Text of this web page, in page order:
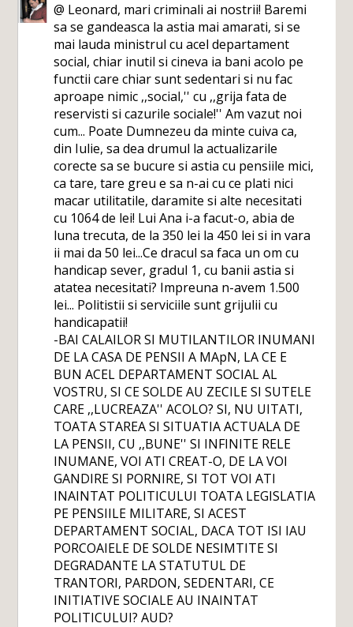
@ Leonard, mari criminali ai nostrii! Baremi
sa se gandeasca la astia mai amarati, si se
mai lauda ministrul cu acel departament
social, chiar inutil si cineva ia bani acolo pe
functii care chiar sunt sedentari si nu fac
aproape nimic ,,social,'' cu ,,grija fata de
reservisti si cazurile sociale!'' Am vazut noi
cum... Poate Dumnezeu da minte cuiva ca,
din Iulie, sa dea drumul la actualizarile
corecte sa se bucure si astia cu pensiile mici,
ca tare, tare greu e sa n-ai cu ce plati nici
macar utilitatile, daramite si alte necesitati
cu 1064 de lei! Lui Ana i-a facut-o, abia de
luna trecuta, de la 350 lei la 450 lei si in vara
ii mai da 50 lei...Ce dracul sa faca un om cu
handicap sever, gradul 1, cu banii astia si
atatea necesitati? Impreuna n-avem 1.500
lei... Politistii si serviciile sunt grijulii cu
handicapatii!
-BAI CALAILOR SI MUTILANTILOR INUMANI
DE LA CASA DE PENSII A MApN, LA CE E
BUN ACEL DEPARTAMENT SOCIAL AL
VOSTRU, SI CE SOLDE AU ZECILE SI SUTELE
CARE ,,LUCREAZA'' ACOLO? SI, NU UITATI,
TOATA STAREA SI SITUATIA ACTUALA DE
LA PENSII, CU ,,BUNE'' SI INFINITE RELE
INUMANE, VOI ATI CREAT-O, DE LA VOI
GANDIRE SI PORNIRE, SI TOT VOI ATI
INAINTAT POLITICULUI TOATA LEGISLATIA
PE PENSIILE MILITARE, SI ACEST
DEPARTAMENT SOCIAL, DACA TOT ISI IAU
PORCOAIELE DE SOLDE NESIMTITE SI
DEGRADANTE LA STATUTUL DE
TRANTORI, PARDON, SEDENTARI, CE
INITIATIVE SOCIALE AU INAINTAT
POLITICULUI? AUD?